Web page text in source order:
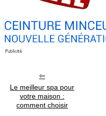
Le meilleur spa pour
votre maison :
comment choisir